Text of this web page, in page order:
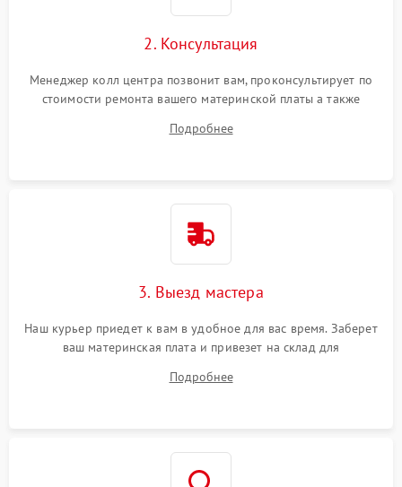
2. Консультация
Менеджер колл центра позвонит вам, проконсультирует по
стоимости ремонта вашего материнской платы а также
Подробнее
3. Выезд мастера
Наш курьер приедет к вам в удобное для вас время. Заберет
ваш материнская плата и привезет на склад для
Подробнее